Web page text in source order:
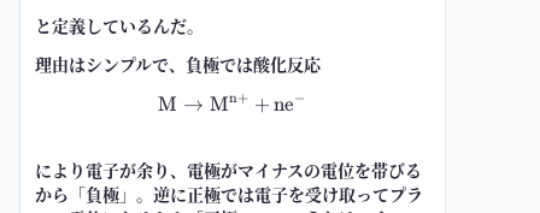
と定義しているんだ。
理由はシンプルで、負極では酸化反応
\mathrm{M \to M^{n+} + ne^-}
M → Mn+ +ne−
により電子が余り、電極がマイナスの電位を帯びる
から「負極」。逆に正極では電子を受け取ってプラ